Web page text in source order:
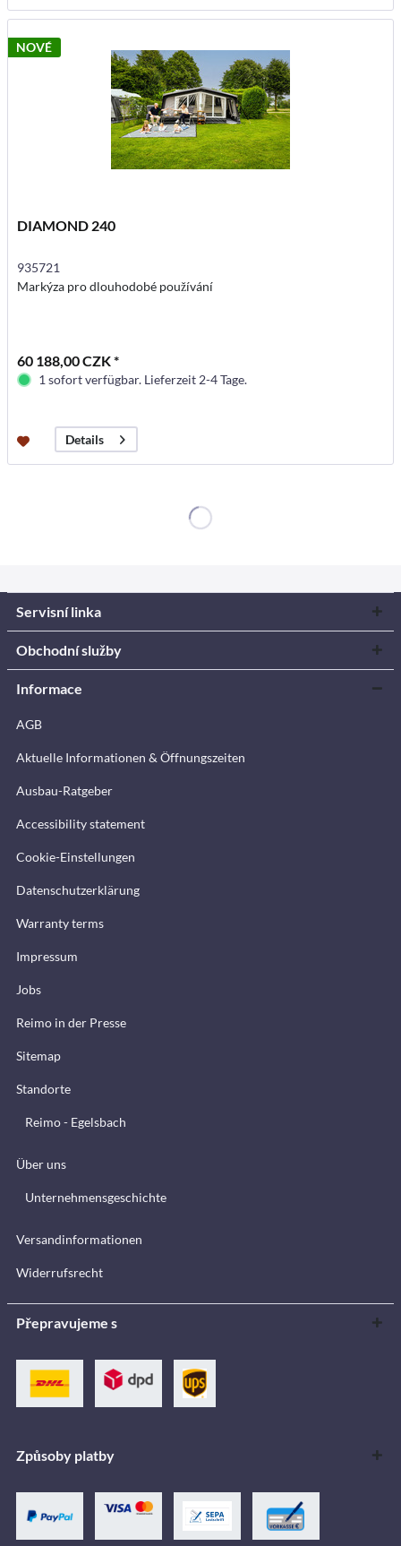
NOVÉ
DIAMOND 240
935721
Markýza pro dlouhodobé používání
60 188,00 CZK *
1 sofort verfügbar. Lieferzeit 2-4 Tage.
Details
Servisní linka
Obchodní služby
Informace
AGB
Aktuelle Informationen & Öffnungszeiten
Ausbau-Ratgeber
Accessibility statement
Cookie-Einstellungen
Datenschutzerklärung
Warranty terms
Impressum
Jobs
Reimo in der Presse
Sitemap
Standorte
Reimo - Egelsbach
Über uns
Unternehmensgeschichte
Versandinformationen
Widerrufsrecht
Přepravujeme s
Způsoby platby